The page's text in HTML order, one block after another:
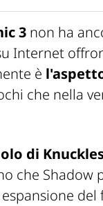
3 non ha
Internet
è
che nella
di
che Shadow
del